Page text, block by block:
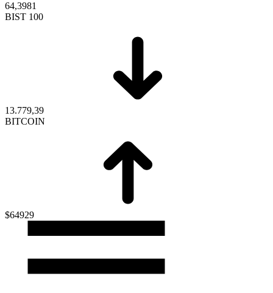
64,3981
BIST 100
13.779,39
BITCOIN
$64929